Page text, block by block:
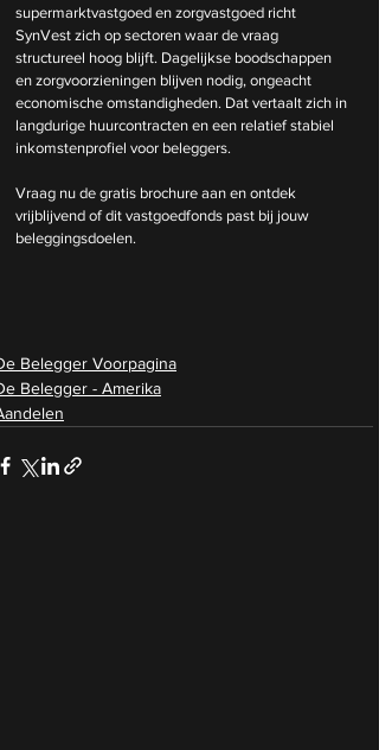
supermarktvastgoed en zorgvastgoed richt
SynVest zich op sectoren waar de vraag
structureel hoog blijft. Dagelijkse boodschappen
en zorgvoorzieningen blijven nodig, ongeacht
economische omstandigheden. Dat vertaalt zich in
langdurige huurcontracten en een relatief stabiel
inkomstenprofiel voor beleggers.
Vraag nu de gratis brochure aan en ontdek
vrijblijvend of dit vastgoedfonds past bij jouw
beleggingsdoelen.
Belegger Voorpagina
Belegger - Amerika